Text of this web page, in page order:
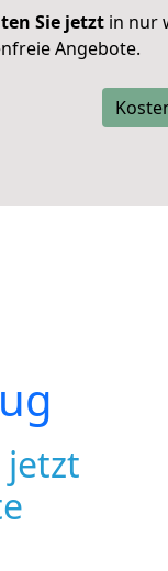
Sie jetzt in nur
Angebote.
jetzt